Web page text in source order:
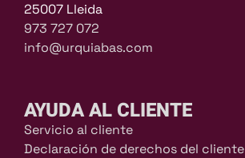
25007 Lleida
973 727 072
info@urquiabas.com
AYUDA AL CLIENTE
Servicio al cliente
Declaración de derechos del cliente